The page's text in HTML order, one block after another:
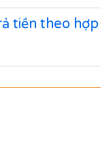
tiền theo hợp